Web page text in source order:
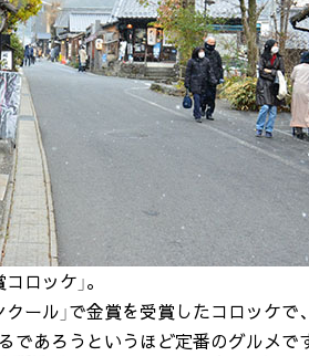
ロッケ」。
ール」で金賞を受賞したコロッケ
あろうというほど定番のグルメで